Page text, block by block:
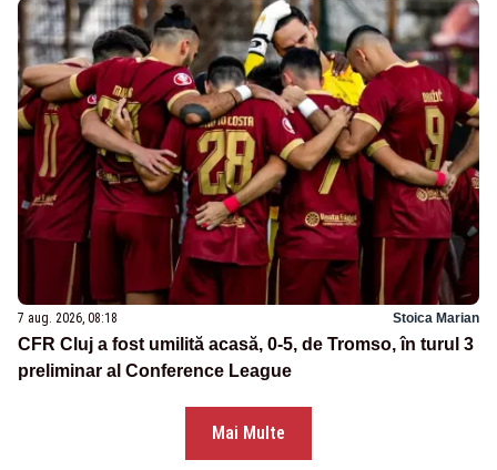
7 aug. 2026, 08:18 Stoica Marian
CFR Cluj a fost umilită acasă, 0-5, de Tromso, în turul 3
preliminar al Conference League
Mai Multe